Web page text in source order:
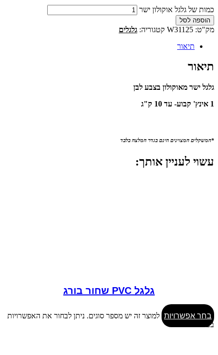
כמות של גלגל אוקולון ישר
הוספה לסל
מק"ט: W31125 קטגוריה: גלגלים
תיאור
תיאור
גלגל ישר מאוקולון בצבע לבן
1 אינץ' קבוע- עד 10 ק"ג
*המשקלים המצוינים הינם בגדר המלצה בלבד
עשוי לעניין אותך:
גלגל PVC שחור בורג
בחר אפשרויות למוצר זה יש מספר סוגים. ניתן לבחור את האפשרויות
בעמוד המוצר